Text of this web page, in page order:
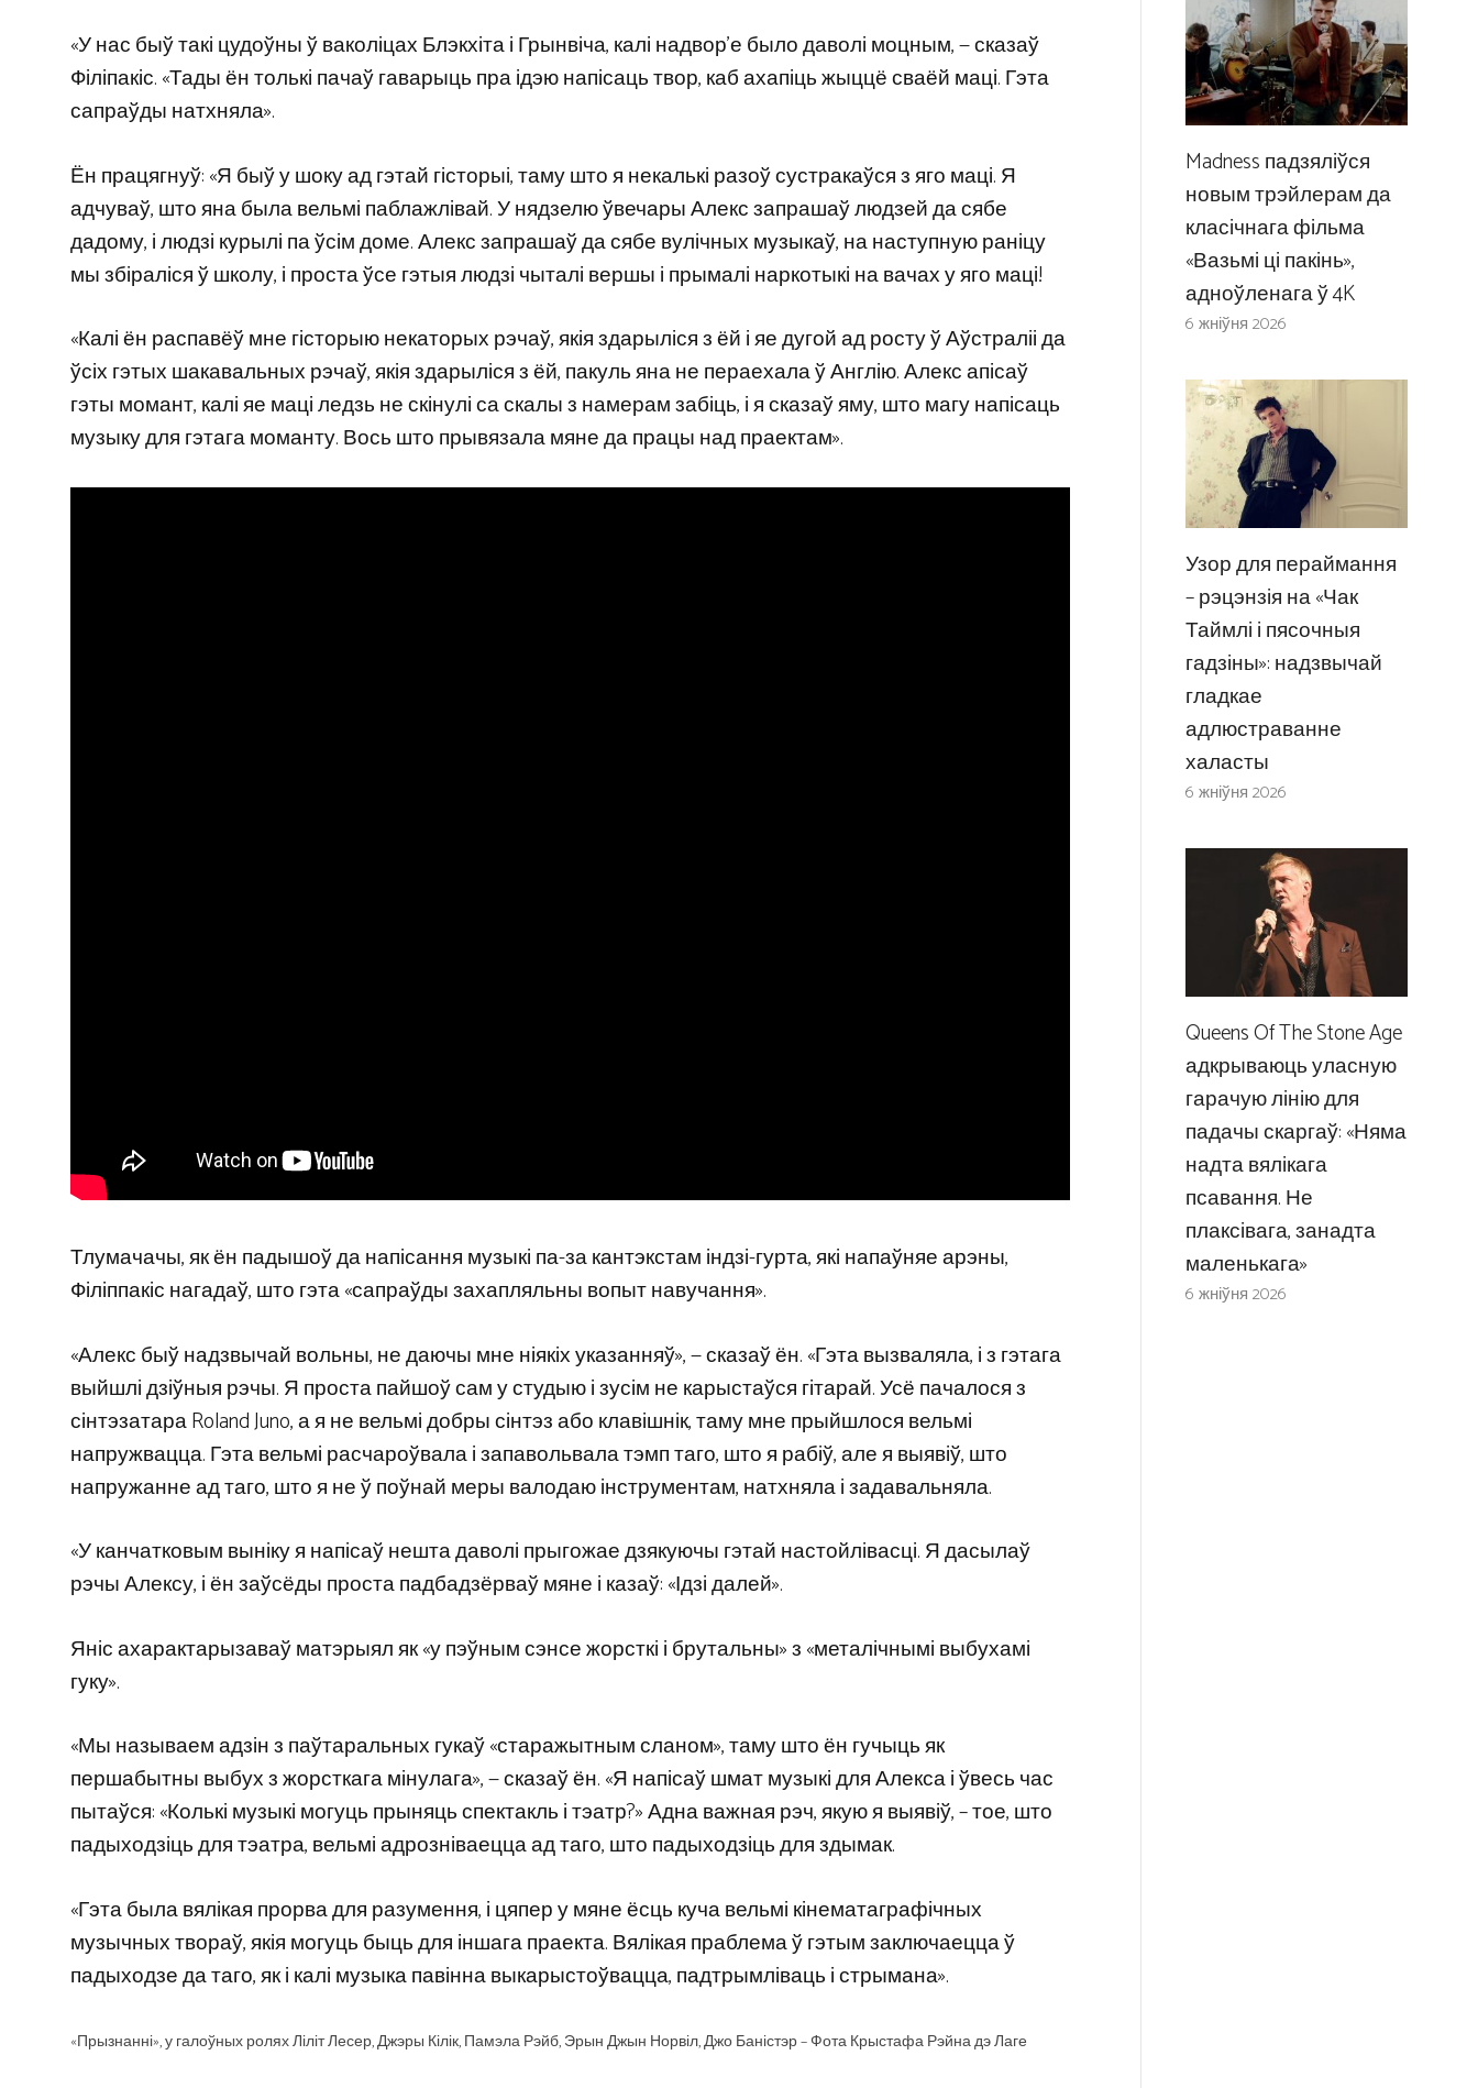
«У нас быў такі цудоўны ў ваколіцах Блэкхіта і Грынвіча, калі надвор’е было даволі моцным, — сказаў
Філіпакіс. «Тады ён толькі пачаў гаварыць пра ідэю напісаць твор, каб ахапіць жыццё сваёй маці. Гэта
сапраўды натхняла».
Ён працягнуў: «Я быў у шоку ад гэтай гісторыі, таму што я некалькі разоў сустракаўся з яго маці. Я
адчуваў, што яна была вельмі паблажлівай. У нядзелю ўвечары Алекс запрашаў людзей да сябе
дадому, і людзі курылі па ўсім доме. Алекс запрашаў да сябе вулічных музыкаў, на наступную раніцу
мы збіраліся ў школу, і проста ўсе гэтыя людзі чыталі вершы і прымалі наркотыкі на вачах у яго маці!
«Калі ён распавёў мне гісторыю некаторых рэчаў, якія здарыліся з ёй і яе дугой ад росту ў Аўстраліі да
ўсіх гэтых шакавальных рэчаў, якія здарыліся з ёй, пакуль яна не пераехала ў Англію. Алекс апісаў
гэты момант, калі яе маці ледзь не скінулі са скалы з намерам забіць, і я сказаў яму, што магу напісаць
музыку для гэтага моманту. Вось што прывязала мяне да працы над праектам».
Тлумачачы, як ён падышоў да напісання музыкі па-за кантэкстам індзі-гурта, які напаўняе арэны,
Філіппакіс нагадаў, што гэта «сапраўды захапляльны вопыт навучання».
«Алекс быў надзвычай вольны, не даючы мне ніякіх указанняў», — сказаў ён. «Гэта вызваляла, і з гэтага
выйшлі дзіўныя рэчы. Я проста пайшоў сам у студыю і зусім не карыстаўся гітарай. Усё пачалося з
сінтэзатара Roland Juno, а я не вельмі добры сінтэз або клавішнік, таму мне прыйшлося вельмі
напружвацца. Гэта вельмі расчароўвала і запавольвала тэмп таго, што я рабіў, але я выявіў, што
напружанне ад таго, што я не ў поўнай меры валодаю інструментам, натхняла і задавальняла.
«У канчатковым выніку я напісаў нешта даволі прыгожае дзякуючы гэтай настойлівасці. Я дасылаў
рэчы Алексу, і ён заўсёды проста падбадзёрваў мяне і казаў: «Ідзі далей».
Яніс ахарактарызаваў матэрыял як «у пэўным сэнсе жорсткі і брутальны» з «металічнымі выбухамі
гуку».
«Мы называем адзін з паўтаральных гукаў «старажытным сланом», таму што ён гучыць як
першабытны выбух з жорсткага мінулага», — сказаў ён. «Я напісаў шмат музыкі для Алекса і ўвесь час
пытаўся: «Колькі музыкі могуць прыняць спектакль і тэатр?» Адна важная рэч, якую я выявіў, – тое, што
падыходзіць для тэатра, вельмі адрозніваецца ад таго, што падыходзіць для здымак.
«Гэта была вялікая прорва для разумення, і цяпер у мяне ёсць куча вельмі кінематаграфічных
музычных твораў, якія могуць быць для іншага праекта. Вялікая праблема ў гэтым заключаецца ў
падыходзе да таго, як і калі музыка павінна выкарыстоўвацца, падтрымліваць і стрымана».
«Прызнанні», у галоўных ролях Ліліт Лесер, Джэры Кілік, Памэла Рэйб, Эрын Джын Норвіл, Джо Баністэр – Фота Крыстафа Рэйна дэ Лаге
Madness падзяліўся
новым трэйлерам да
класічнага фільма
«Вазьмі ці пакінь»,
адноўленага ў 4K
6 жніўня 2026
Узор для пераймання
– рэцэнзія на «Чак
Таймлі і пясочныя
гадзіны»: надзвычай
гладкае
адлюстраванне
халасты
6 жніўня 2026
Queens Of The Stone Age
адкрываюць уласную
гарачую лінію для
падачы скаргаў: «Няма
надта вялікага
псавання. Не
плаксівага, занадта
маленькага»
6 жніўня 2026